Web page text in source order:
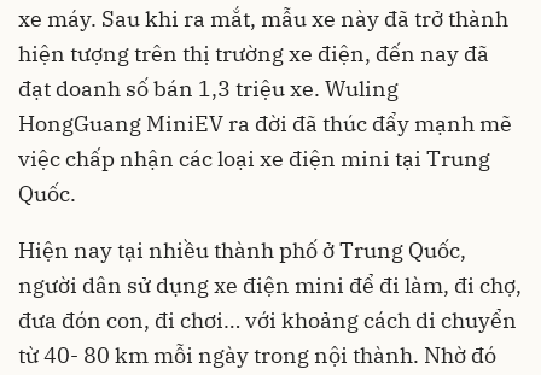
xe máy. Sau khi ra mắt, mẫu xe này đã trở thành
hiện tượng trên thị trường xe điện, đến nay đã
đạt doanh số bán 1,3 triệu xe. Wuling
HongGuang MiniEV ra đời đã thúc đẩy mạnh mẽ
việc chấp nhận các loại xe điện mini tại Trung
Quốc.
Hiện nay tại nhiều thành phố ở Trung Quốc,
người dân sử dụng xe điện mini để đi làm, đi chợ,
đưa đón con, đi chơi… với khoảng cách di chuyển
từ 40- 80 km mỗi ngày trong nội thành. Nhờ đó